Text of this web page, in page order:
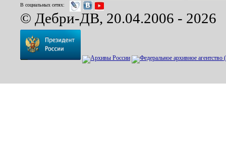
В социальных сетях:
© Дебри-ДВ, 20.04.2006 - 2026